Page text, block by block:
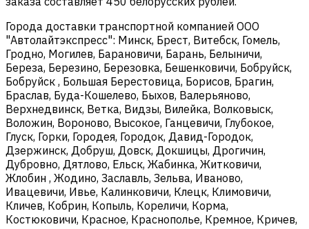
Города доставки транспортной компанией ООО
"Автолайтэкспресс": Минск, Брест, Витебск, Гомель,
Гродно, Могилев, Барановичи, Барань, Белыничи,
Береза, Березино, Березовка, Бешенковичи, Бобруйск,
Бобруйск , Большая Берестовица, Борисов, Брагин,
Браслав, Буда-Кошелево, Быхов, Валерьяново,
Верхнедвинск, Ветка, Видзы, Вилейка, Волковыск,
Воложин, Вороново, Высокое, Ганцевичи, Глубокое,
Глуск, Горки, Городея, Городок, Давид-Городок,
Дзержинск, Добруш, Довск, Докшицы, Дрогичин,
Дубровно, Дятлово, Ельск, Жабинка, Житковичи,
Жлобин , Жодино, Заславль, Зельва, Иваново,
Ивацевичи, Ивье, Калинковичи, Клецк, Климовичи,
Кличев, Кобрин, Копыль, Кореличи, Корма,
Костюковичи, Красное, Краснополье, Кремное, Кричев,